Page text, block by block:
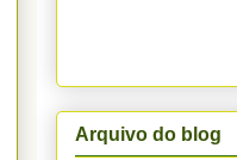
Arquivo do blog